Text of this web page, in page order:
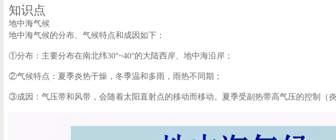
知识点
地中海气候
地中海气候的分布、气候特点和成因如下：
①分布：主要分布在南北纬30°~40°的大陆西岸、地中海沿岸；
②气候特点：夏季炎热干燥，冬季温和多雨，雨热不同期；
③成因：气压带和风带，会随着太阳直射点的移动而移动。夏季受副热带高气压的控制（